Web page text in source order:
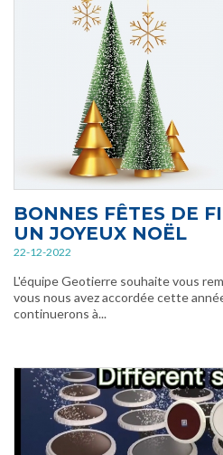
BONNES FÊTES DE
UN JOYEUX NOËL
22-12-2022
L'équipe Geotierre souhaite vous
vous nous avez accordée cette
continuerons à...